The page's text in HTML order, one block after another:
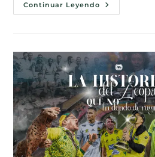
Continuar Leyendo